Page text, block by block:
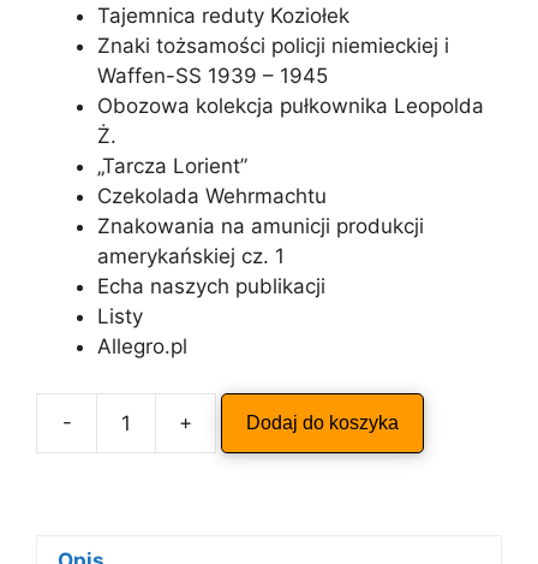
Tajemnica reduty Koziołek
Znaki tożsamości policji niemieckiej i
Waffen-SS 1939 – 1945
Obozowa kolekcja pułkownika Leopolda
Ż.
„Tarcza Lorient”
Czekolada Wehrmachtu
Znakowania na amunicji produkcji
amerykańskiej cz. 1
Echa naszych publikacji
Listy
Allegro.pl
-
ilość
ODKRYWCA
+ Dodaj do koszyka